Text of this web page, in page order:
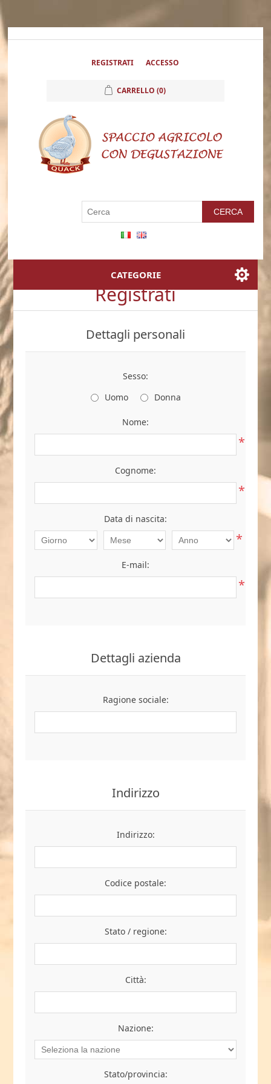
REGISTRATI ACCESSO
CARRELLO (0)
CATEGORIE
Registrati
Dettagli personali
Sesso:
Uomo
Donna
Nome:
*
Cognome:
*
Data di nascita:
*
E-mail:
*
Dettagli azienda
Ragione sociale:
Indirizzo
Indirizzo:
Codice postale:
Stato / regione:
Città:
Nazione:
Stato/provincia: